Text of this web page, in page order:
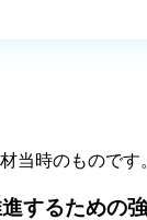
当時のものです
するための